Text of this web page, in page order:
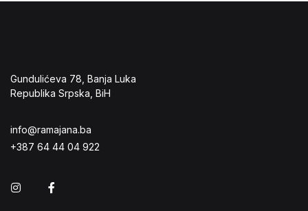
Gundulićeva 78, Banja Luka
Republika Srpska, BiH
info@ramajana.ba
+387 64 44 04 922
Instagram